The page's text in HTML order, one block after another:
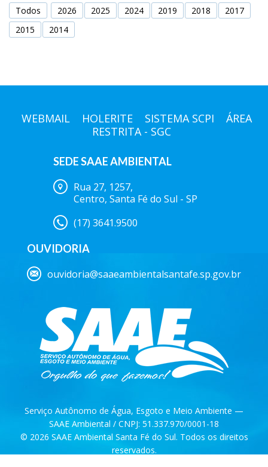
Todos 2026 2025 2024 2019 2018
2017
2015
2014
WEBMAIL HOLERITE SISTEMA SCPI
ÁREA
RESTRITA - SGC
SEDE SAAE AMBIENTAL
Rua 27, 1257,
Centro, Santa Fé do Sul - SP
(17) 3641.9500
OUVIDORIA
ouvidoria@saaeambientalsantafe.sp.gov.br
Serviço Autônomo de Água, Esgoto e Meio Ambiente —
SAAE Ambiental / CNPJ: 51.337.970/0001-18
© 2026 SAAE Ambiental Santa Fé do Sul. Todos os direitos
reservados.